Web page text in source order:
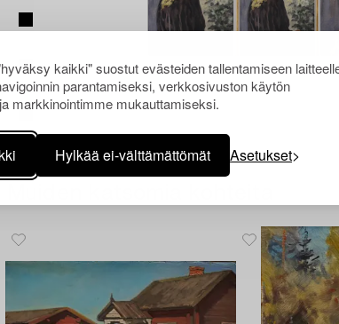
kaikki" suostut evästeiden tallentamiseen
parantamiseksi, verkkosivuston käytön
markkinointimme mukauttamiseksi.
Hylkää ei-välttämättömät Asetukset